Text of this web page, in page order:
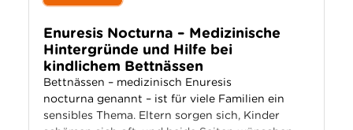
Enuresis Nocturna – Medizinische
Hintergründe und Hilfe bei
kindlichem Bettnässen
Bettnässen – medizinisch Enuresis
nocturna genannt – ist für viele Familien ein
sensibles Thema. Eltern sorgen sich, Kinder